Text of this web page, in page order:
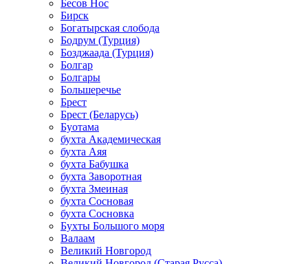
Бесов Нос
Бирск
Богатырская слобода
Бодрум (Турция)
Бозджаада (Турция)
Болгар
Болгары
Большеречье
Брест
Брест (Беларусь)
Буотама
бухта Академическая
бухта Аяя
бухта Бабушка
бухта Заворотная
бухта Змеиная
бухта Сосновая
бухта Сосновка
Бухты Большого моря
Валаам
Великий Новгород